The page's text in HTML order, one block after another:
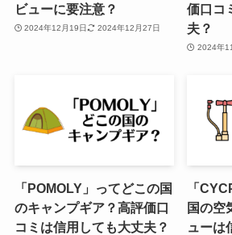
ビューに要注意？
2024年12月19日 2024年12月27日
価口コ
夫？
2024年
「POMOLY」ってどこの国
のキャンプギア？高評価口
コミは信用しても大丈夫？
「
国の空
ューは